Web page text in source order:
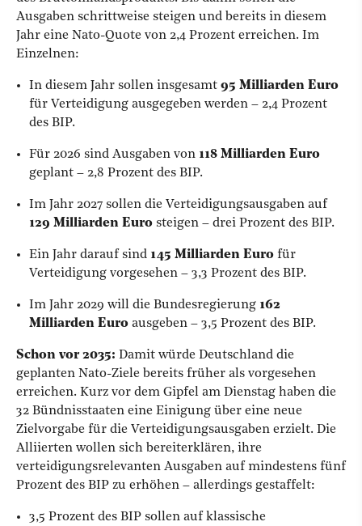
Ausgaben schrittweise steigen und bereits in diesem
Jahr eine Nato-Quote von 2,4 Prozent erreichen. Im
Einzelnen:
In diesem Jahr sollen insgesamt 95 Milliarden Euro
für Verteidigung ausgegeben werden – 2,4 Prozent
des BIP.
Für 2026 sind Ausgaben von 118 Milliarden Euro
geplant – 2,8 Prozent des BIP.
Im Jahr 2027 sollen die Verteidigungsausgaben auf
129 Milliarden Euro steigen – drei Prozent des BIP.
Ein Jahr darauf sind 145 Milliarden Euro für
Verteidigung vorgesehen – 3,3 Prozent des BIP.
Im Jahr 2029 will die Bundesregierung 162
Milliarden Euro ausgeben – 3,5 Prozent des BIP.
Schon vor 2035: Damit würde Deutschland die
geplanten Nato-Ziele bereits früher als vorgesehen
erreichen. Kurz vor dem Gipfel am Dienstag haben die
32 Bündnisstaaten eine Einigung über eine neue
Zielvorgabe für die Verteidigungsausgaben erzielt. Die
Alliierten wollen sich bereiterklären, ihre
verteidigungsrelevanten Ausgaben auf mindestens fünf
Prozent des BIP zu erhöhen – allerdings gestaffelt:
3,5 Prozent des BIP sollen auf klassische